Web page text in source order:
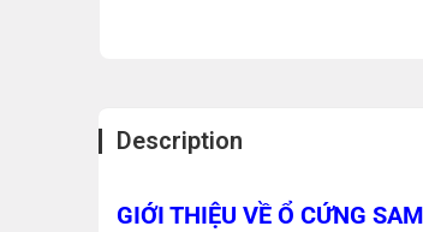
Description
GIỚI THIỆU VỀ Ổ CỨNG